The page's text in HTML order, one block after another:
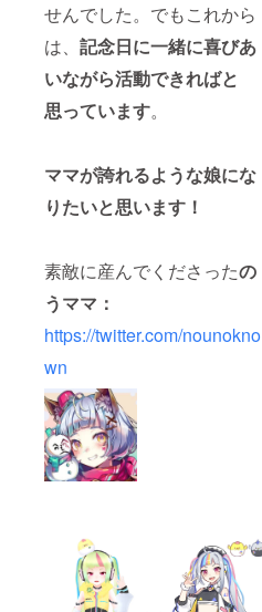
せんでした。でもこれから
は、 記念日に一緒に喜びあ
いながら活動できればと
思っています。
ママが誇れるような娘にな
りたいと思います！
素敵に産んでくださったの
うママ：
https://twitter.com/nounokno
wn